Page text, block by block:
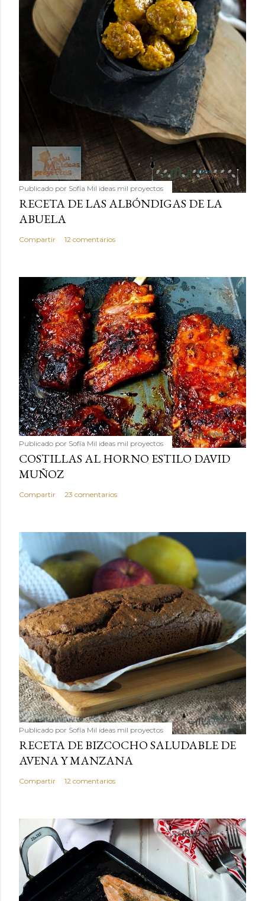
Publicado por Sofía Mil ideas mil proyectos
RECETA DE LAS ALBÓNDIGAS DE LA
ABUELA
Compartir 12 comentarios
Publicado por Sofía Mil ideas mil proyectos
COSTILLAS AL HORNO ESTILO DAVID
MUÑOZ
Compartir 23 comentarios
Publicado por Sofía Mil ideas mil proyectos
RECETA DE BIZCOCHO SALUDABLE DE
AVENA Y MANZANA
Compartir 12 comentarios